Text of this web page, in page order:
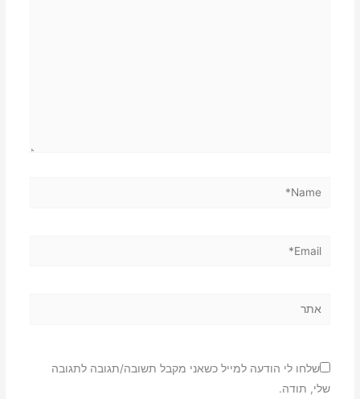
Email*
שלחו לי הודעה למייל כשאני מקבל תשובה/תגובה לתגובה
שלי, תודה.